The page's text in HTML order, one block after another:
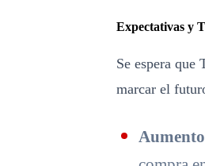
Expectativas y
Se espera
marcar el